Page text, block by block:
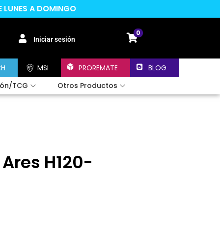
LUNES A DOMINGO
Iniciar sesión
0
MSI PROREMATE
BLOG
TCG
Otros Productos
H120-